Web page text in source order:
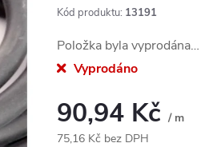
Kód produktu: 13191
Položka byla vyprodána…
Vyprodáno
90,94 Kč / m
75,16 Kč bez DPH